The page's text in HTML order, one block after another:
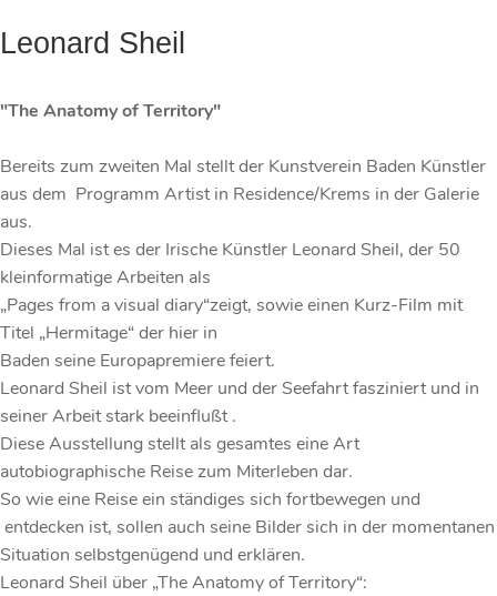
Leonard Sheil
"The Anatomy of Territory"
Bereits zum zweiten Mal stellt der Kunstverein Baden Künstler
aus dem Programm Artist in Residence/Krems in der Galerie
aus.
Dieses Mal ist es der Irische Künstler Leonard Sheil, der 50
kleinformatige Arbeiten als
„Pages from a visual diary“zeigt, sowie einen Kurz-Film mit
Titel „Hermitage“ der hier in
Baden seine Europapremiere feiert.
Leonard Sheil ist vom Meer und der Seefahrt fasziniert und in
seiner Arbeit stark beeinflußt .
Diese Ausstellung stellt als gesamtes eine Art
autobiographische Reise zum Miterleben dar.
So wie eine Reise ein ständiges sich fortbewegen und
entdecken ist, sollen auch seine Bilder sich in der momentanen
Situation selbstgenügend und erklären.
Leonard Sheil über „The Anatomy of Territory“: